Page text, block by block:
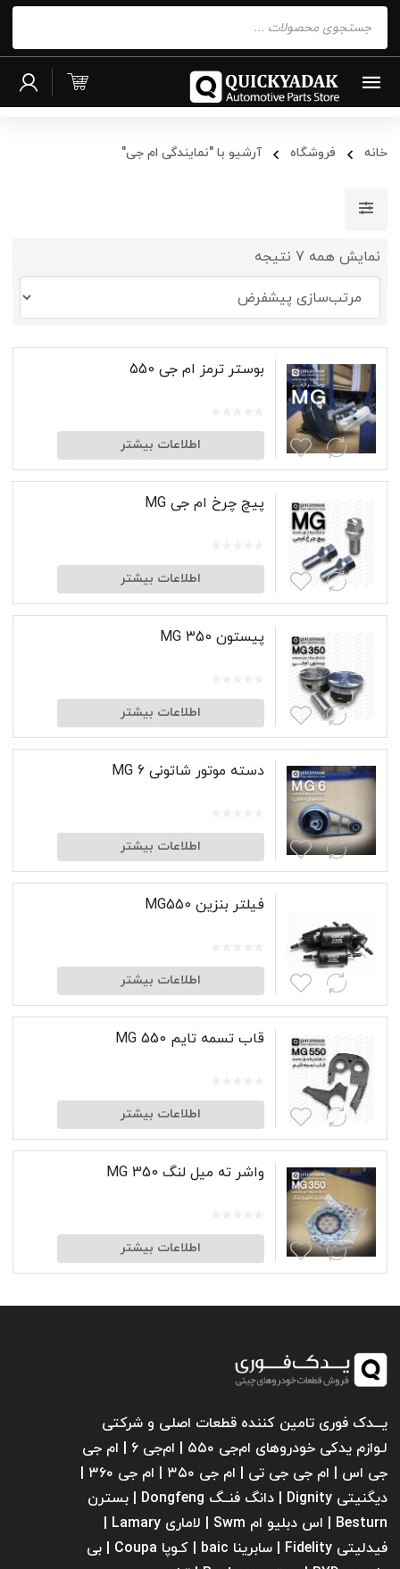
search
خانه فروشگاه آرشیو با "نمایندگی ام جی"
نمایش همه 7 نتیجه
بوستر ترمز ام جی 550
اطلاعات بیشتر
پیچ چرخ ام جی MG
اطلاعات بیشتر
پیستون MG ۳50
اطلاعات بیشتر
دسته موتور شاتونی MG 6
اطلاعات بیشتر
فیلتر بنزین MG550
اطلاعات بیشتر
قاب تسمه تایم MG 550
اطلاعات بیشتر
واشر ته میل لنگ MG 350
اطلاعات بیشتر
یـــدک فوری تامین کننده قطعات اصلی و شرکتی
لـوازم یدکی خودروهای ام‌جی ۵۵۰ | ام‌جی ۶ | ام جی
دیگنیتی Dignity | دانگ فنــگ Dongfeng | بسترن
فیدلیتی Fidelity | سابرینا ‌baic | کـوپا Coupa | بی